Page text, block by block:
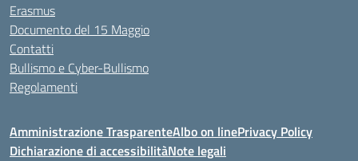
Erasmus
Documento del 15 Maggio
Contatti
Bullismo e Cyber-Bullismo
Regolamenti
Amministrazione TrasparenteAlbo on linePrivacy Policy
Dichiarazione di accessibilitàNote legali